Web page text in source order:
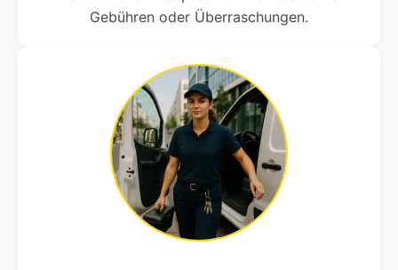
Gebühren oder Überraschungen.